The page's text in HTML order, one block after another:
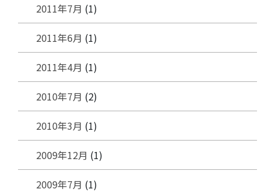
2011年7月 (1)
2011年6月 (1)
2011年4月 (1)
2010年7月 (2)
2010年3月 (1)
2009年12月 (1)
2009年7月 (1)